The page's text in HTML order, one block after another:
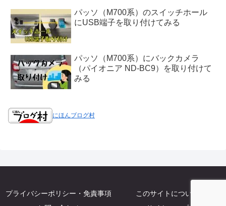
パッソ（M700系）のスイッチホール
にUSB端子を取り付けてみる
パッソ（M700系）にバックカメラ
（パイオニア ND-BC9）を取り付けて
みる
にほんブログ村
プライバシーポリシー・免責事項
このサイトについて